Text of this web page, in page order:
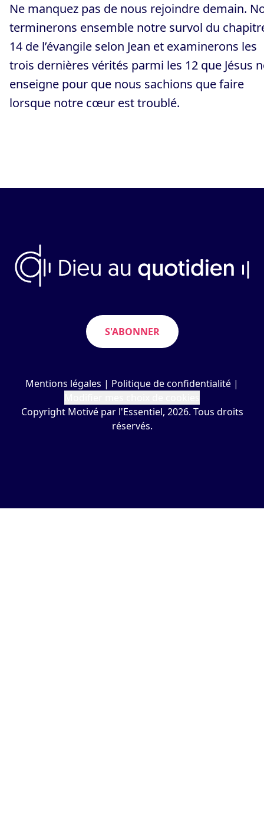
Ne manquez pas de nous rejoindre demain.
terminerons ensemble notre survol du
14 de l’évangile selon Jean et examinerons les
trois dernières vérités parmi les 12 que Jésus
enseigne pour que nous sachions que faire
lorsque notre cœur est troublé.
S'ABONNER
Mentions légales | Politique de confidentialité |
Copyright Motivé par l'Essentiel, 2026. Tous droits
réservés.